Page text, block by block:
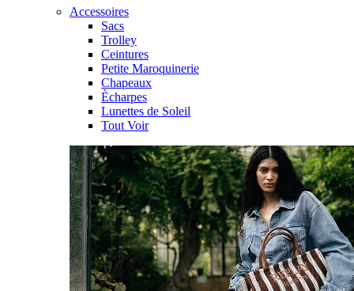
Accessoires
Sacs
Trolley
Ceintures
Petite Maroquinerie
Chapeaux
Ècharpes
Lunettes de Soleil
Tout Voir